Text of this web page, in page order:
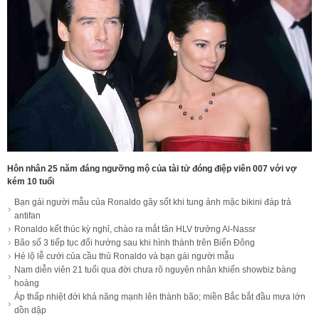
Hôn nhân 25 năm đáng ngưỡng mộ của tài tử đóng điệp viên 007 với vợ
kém 10 tuổi
Bạn gái người mẫu của Ronaldo gây sốt khi tung ảnh mặc bikini đáp trả
antifan
Ronaldo kết thúc kỳ nghỉ, chào ra mắt tân HLV trưởng Al-Nassr
Bão số 3 tiếp tục đổi hướng sau khi hình thành trên Biển Đông
Hé lộ lễ cưới của cầu thủ Ronaldo và bạn gái người mẫu
Nam diễn viên 21 tuổi qua đời chưa rõ nguyên nhân khiến showbiz bàng
hoàng
Áp thấp nhiệt đới khả năng mạnh lên thành bão; miền Bắc bắt đầu mưa lớn
dồn dập